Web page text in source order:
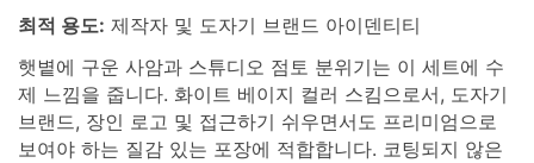
최적 용도: 제작자 및 도자기 브랜드 아이덴티티
햇볕에 구운 사암과 스튜디오 점토 분위기는 이 세트에 수
제 느낌을 줍니다. 화이트 베이지 컬러 스킴으로서, 도자기
브랜드, 장인 로고 및 접근하기 쉬우면서도 프리미엄으로
보여야 하는 질감 있는 포장에 적합합니다. 코팅되지 않은